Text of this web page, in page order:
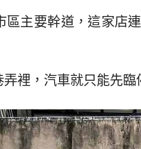
區主要幹道，這家店
裡，汽車就只能先臨